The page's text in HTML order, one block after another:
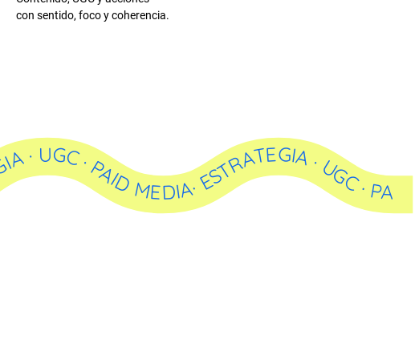
con sentido, foco y coherencia.
UGC · PAID MEDIA· ESTRATEGIA · UGC · PAID MEDIA· ESTRATEGIA · UGC · PAID MEDIA· ESTRATEGIA · UGC · PAID MEDIA·